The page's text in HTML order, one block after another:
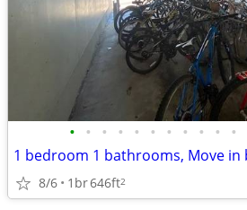
• • • • • • • • • • •
8/6 1br646ft2